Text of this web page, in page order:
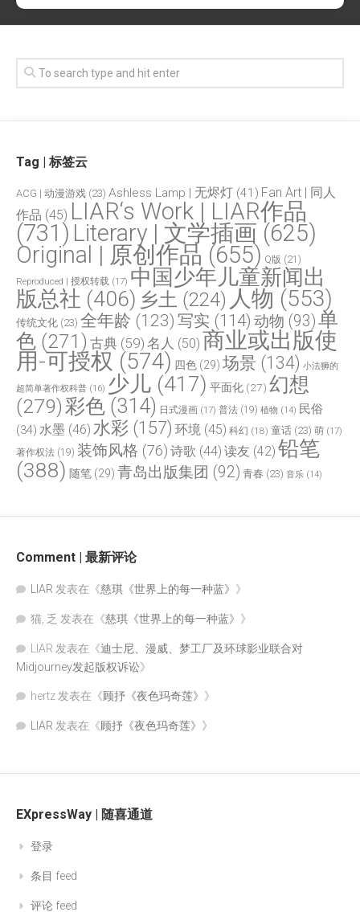
Tag | 标签云
ACG | 动漫游戏 (23) Ashless Lamp | 无烬灯 (41) Fan Art | 同人
作品 (45) LIAR‘s Work | LIAR作品
(731) Literary | 文学插画 (625)
Original | 原创作品 (655) Q版 (21)
Reproduced | 授权转载 (17) 中国少年儿童新闻出
版总社 (406) 乡土 (224) 人物 (553)
传统文化 (23) 全年龄 (123) 写实 (114) 动物 (93)单
色 (271) 古典 (59) 名人 (50) 商业或出版使
用-可授权 (574) 四色 (29) 场景 (134) 小法狮的
超简单著作权科普 (16) 少儿 (417) 平面化 (27) 幻想
(279)彩色 (314) 日式漫画 (17) 普法 (19) 植物 (14) 民俗
(34) 水墨 (46) 水彩 (157) 环境 (45) 科幻 (18) 童话 (23) 萌 (17)
著作权法 (19) 装饰风格 (76) 诗歌 (44) 读友 (42) 铅笔
(388) 随笔 (29) 青岛出版集团 (92) 青春 (23) 音乐 (14)
Comment | 最新评论
LIAR 发表在《慈琪《世界上的每一种蓝》 》
猫, 乏 发表在《慈琪《世界上的每一种蓝》 》
LIAR 发表在《迪士尼、漫威、梦工厂及环球影业联合对
Midjourney发起版权诉讼》
hertz 发表在《顾抒《夜色玛奇莲》 》
LIAR 发表在《顾抒《夜色玛奇莲》 》
EXpressWay | 随喜通道
登录
条目 feed
评论 feed